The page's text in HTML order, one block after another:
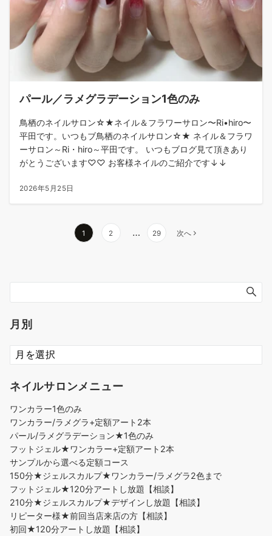
パール／ラメグラデーション1色のみ
鳥栖のネイルサロン☆★ネイル＆フラワーサロン〜Ri•hiro〜
平田です。いつもブ鳥栖のネイルサロン☆★ ネイル＆フラワ
ーサロン～Ri・hiro～平田です。 いつもブログ見て頂きあり
がとうございます♡♡ お客様ネイルのご紹介です↓↓
2026年5月25日
1 2 … 29 次へ
月別
ネイルサロンメニュー
ワンカラー1色のみ
ワンカラー/ラメグラ+定額アート2本
パール/ラメグラデーション★1色のみ
フットジェル★ワンカラー+定額アート2本
サンプルから選べる定額コース
150分★ジェルスカルプ★ワンカラー/ラメグラ2色まで
フットジェル★120分アートし放題【相談】
210分★ジェルスカルプ★デザインし放題【相談】
リピーター様★前回当店来店の方【相談】
初回★120分アートし放題【相談】